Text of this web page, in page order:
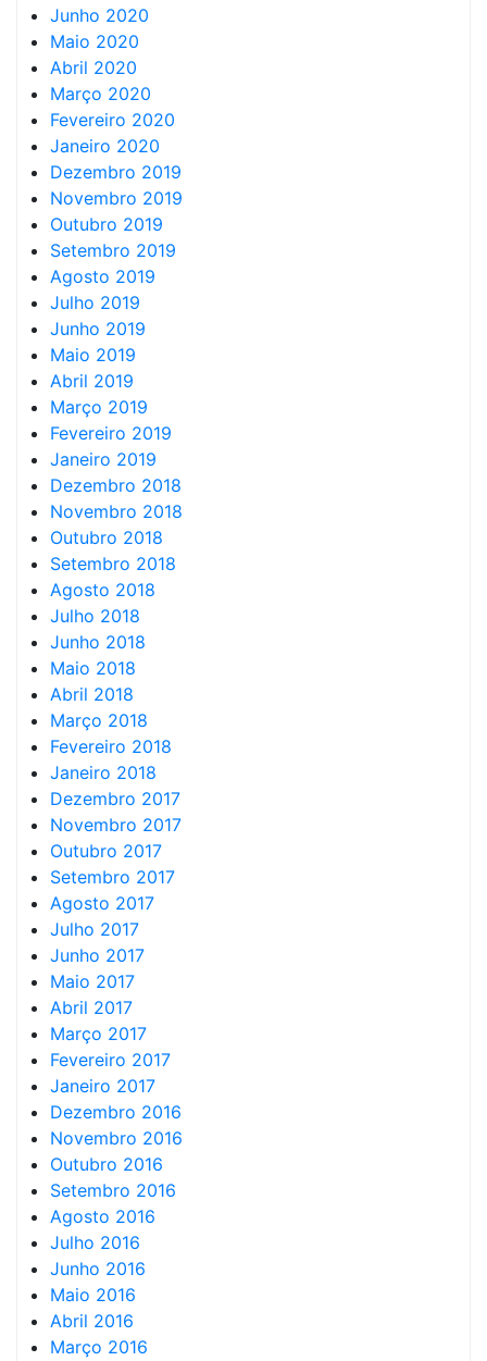
Junho 2020
Maio 2020
Abril 2020
Março 2020
Fevereiro 2020
Janeiro 2020
Dezembro 2019
Novembro 2019
Outubro 2019
Setembro 2019
Agosto 2019
Julho 2019
Junho 2019
Maio 2019
Abril 2019
Março 2019
Fevereiro 2019
Janeiro 2019
Dezembro 2018
Novembro 2018
Outubro 2018
Setembro 2018
Agosto 2018
Julho 2018
Junho 2018
Maio 2018
Abril 2018
Março 2018
Fevereiro 2018
Janeiro 2018
Dezembro 2017
Novembro 2017
Outubro 2017
Setembro 2017
Agosto 2017
Julho 2017
Junho 2017
Maio 2017
Abril 2017
Março 2017
Fevereiro 2017
Janeiro 2017
Dezembro 2016
Novembro 2016
Outubro 2016
Setembro 2016
Agosto 2016
Julho 2016
Junho 2016
Maio 2016
Abril 2016
Março 2016